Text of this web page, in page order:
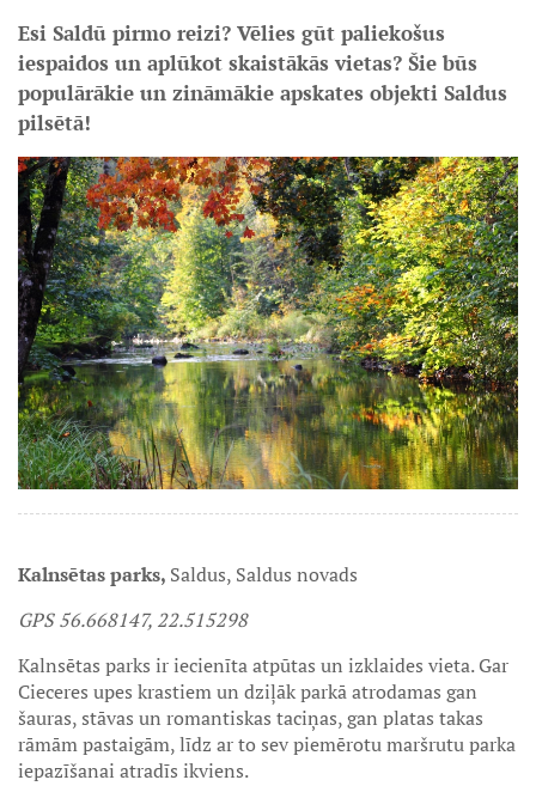
Esi Saldū pirmo reizi? Vēlies gūt paliekošus
iespaidos un aplūkot skaistākās vietas? Šie būs
populārākie un zināmākie apskates objekti Saldus
pilsētā!
Kalnsētas parks, Saldus, Saldus novads
GPS 56.668147, 22.515298
Kalnsētas parks ir iecienīta atpūtas un izklaides vieta. Gar
Cieceres upes krastiem un dziļāk parkā atrodamas gan
šauras, stāvas un romantiskas taciņas, gan platas takas
rāmām pastaigām, līdz ar to sev piemērotu maršrutu parka
iepazīšanai atradīs ikviens.